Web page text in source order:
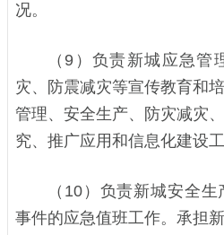
况。
（9）负责新城应急
灾、防震减灾等宣传教育和
管理、安全生产、防灾减灾
究、推广应用和信息化建设工
（10）负责新城安全
事件的应急值班工作。承担